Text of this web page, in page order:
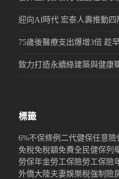
迎向AI時代 宏泰人壽推動
75歲後醫療支出爆增3倍 趁
致力打造永續綠建築與健康
標籤
6%不保條例 二代健保任意險
免稅免稅額免費全民健保列
勞保年金勞工保險勞工保險
外僑大陸夫妻娛樂稅強制險